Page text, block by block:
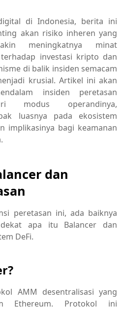
di Indonesia, berita ini
akan risiko inheren yang
meningkatnya minat
investasi kripto dan
di balik insiden semacam
krusial. Artikel ini akan
insiden peretasan
modus operandinya,
luasnya pada ekosistem
implikasinya bagi keamanan
dan
peretasan ini, ada baiknya
apa itu Balancer dan
DeFi.
AMM desentralisasi yang
Ethereum. Protokol ini